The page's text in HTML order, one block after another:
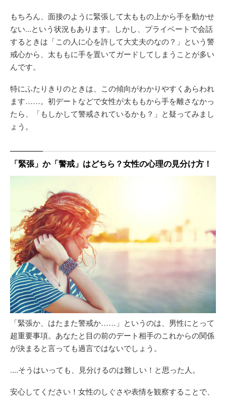
もちろん、面接のように緊張して太ももの上から手を動かせ
ない...という状況もあります。しかし、プライベートで会話
するときは「この人に心を許して大丈夫のなの？」という警
戒心から、太ももに手を置いてガードしてしまうことが多い
んです。
特にふたりきりのときは、この傾向がわかりやすくあらわれ
ます……。初デートなどで女性が太ももから手を離さなかっ
たら、「もしかして警戒されているかも？」と疑ってみまし
ょう。
「緊張」か「警戒」はどちら？女性の心理の見分け方！
「緊張か、はたまた警戒か……」というのは、男性にとって
超重要事項。あなたと目の前のデート相手のこれからの関係
が決まると言っても過言ではないでしょう。
....そうはいっても、見分けるのは難しい！と思った人。
安心してください！女性のしぐさや表情を観察することで、